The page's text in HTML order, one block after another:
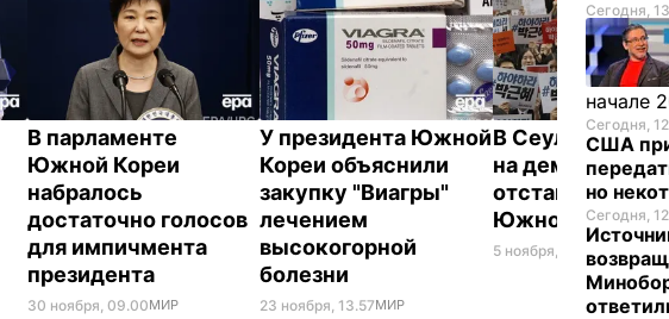
В парламенте
Южной Кореи
набралось
достаточно голосов
для импичмента
президента
30 ноября, 09.00МИР
У президента Южной
Кореи объяснили
закупку "Виагры"
лечением
высокогорной
болезни
23 ноября, 13.57МИР
В Сеуле люди
на
отставку
Южной Кореи
5 ноября, 16.27
Сегодня,
начале
Сегодня,
США
но
Сегодня,